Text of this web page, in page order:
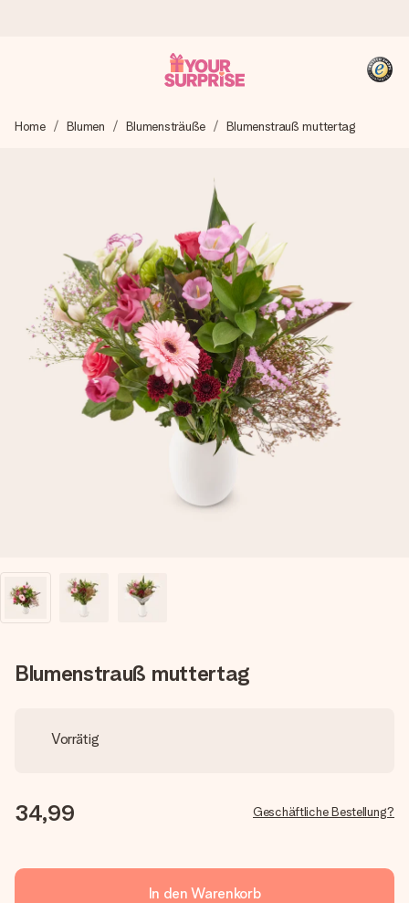
Wir bereiten dein Geschenk sorgfältig vor und schicken es
4,8 (basierend auf +15.000 Bewertungen)
Unsere Geschenke begeistern. Kunden bewerten uns mit
4,8 bei Google Reviews (Gesamtergebnis aller Länder, in
die wir versenden).
+49 39292 929695
Montag - Freitag : 8:30 - 17:00 Uhr
Samstag - Sonntag : 8:30 - 13:00 Uhr
Home Blumen Blumensträuße Blumenstrauß muttertag
Blumenstrauß muttertag
Vorrätig
34,99 Geschäftliche Bestellung?
In den Warenkorb